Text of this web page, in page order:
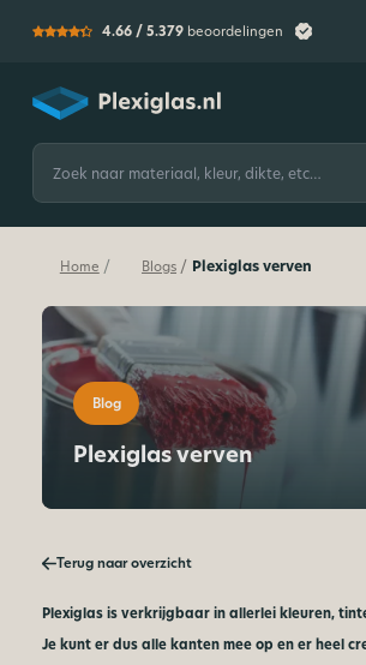
4.66 / 5.379 beoordelingen
Plexiglas
Zoeken
naar:
Home / Blogs / Plexiglas verven
Blog
Plexiglas verven
Terug naar overzicht
Plexiglas is verkrijgbaar in allerlei kleuren,
Je kunt er dus alle kanten mee op en er heel